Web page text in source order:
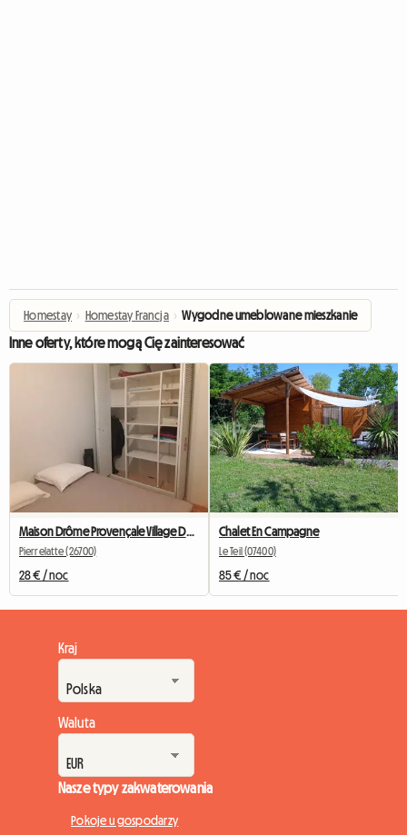
Homestay › Homestay Francja › Wygodne umeblowane mieszkanie
Inne oferty, które mogą Cię zainteresować
Maison Drôme Provençale Village De LA GARDE ADHEMAR
Pierrelatte (26700)
28 € / noc
Chalet En Campagne
Le Teil (07400)
85 € / noc
Kraj
Waluta
Nasze typy zakwaterowania
Pokoje u gospodarzy